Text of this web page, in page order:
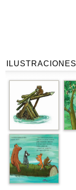
ILUSTRACIONES